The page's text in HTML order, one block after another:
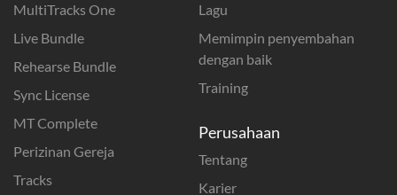
MultiTracks One
Live Bundle
Rehearse Bundle
Sync License
MT Complete
Perizinan Gereja
Tracks
Lagu
Memimpin penyembahan
dengan baik
Training
Perusahaan
Tentang
Karier